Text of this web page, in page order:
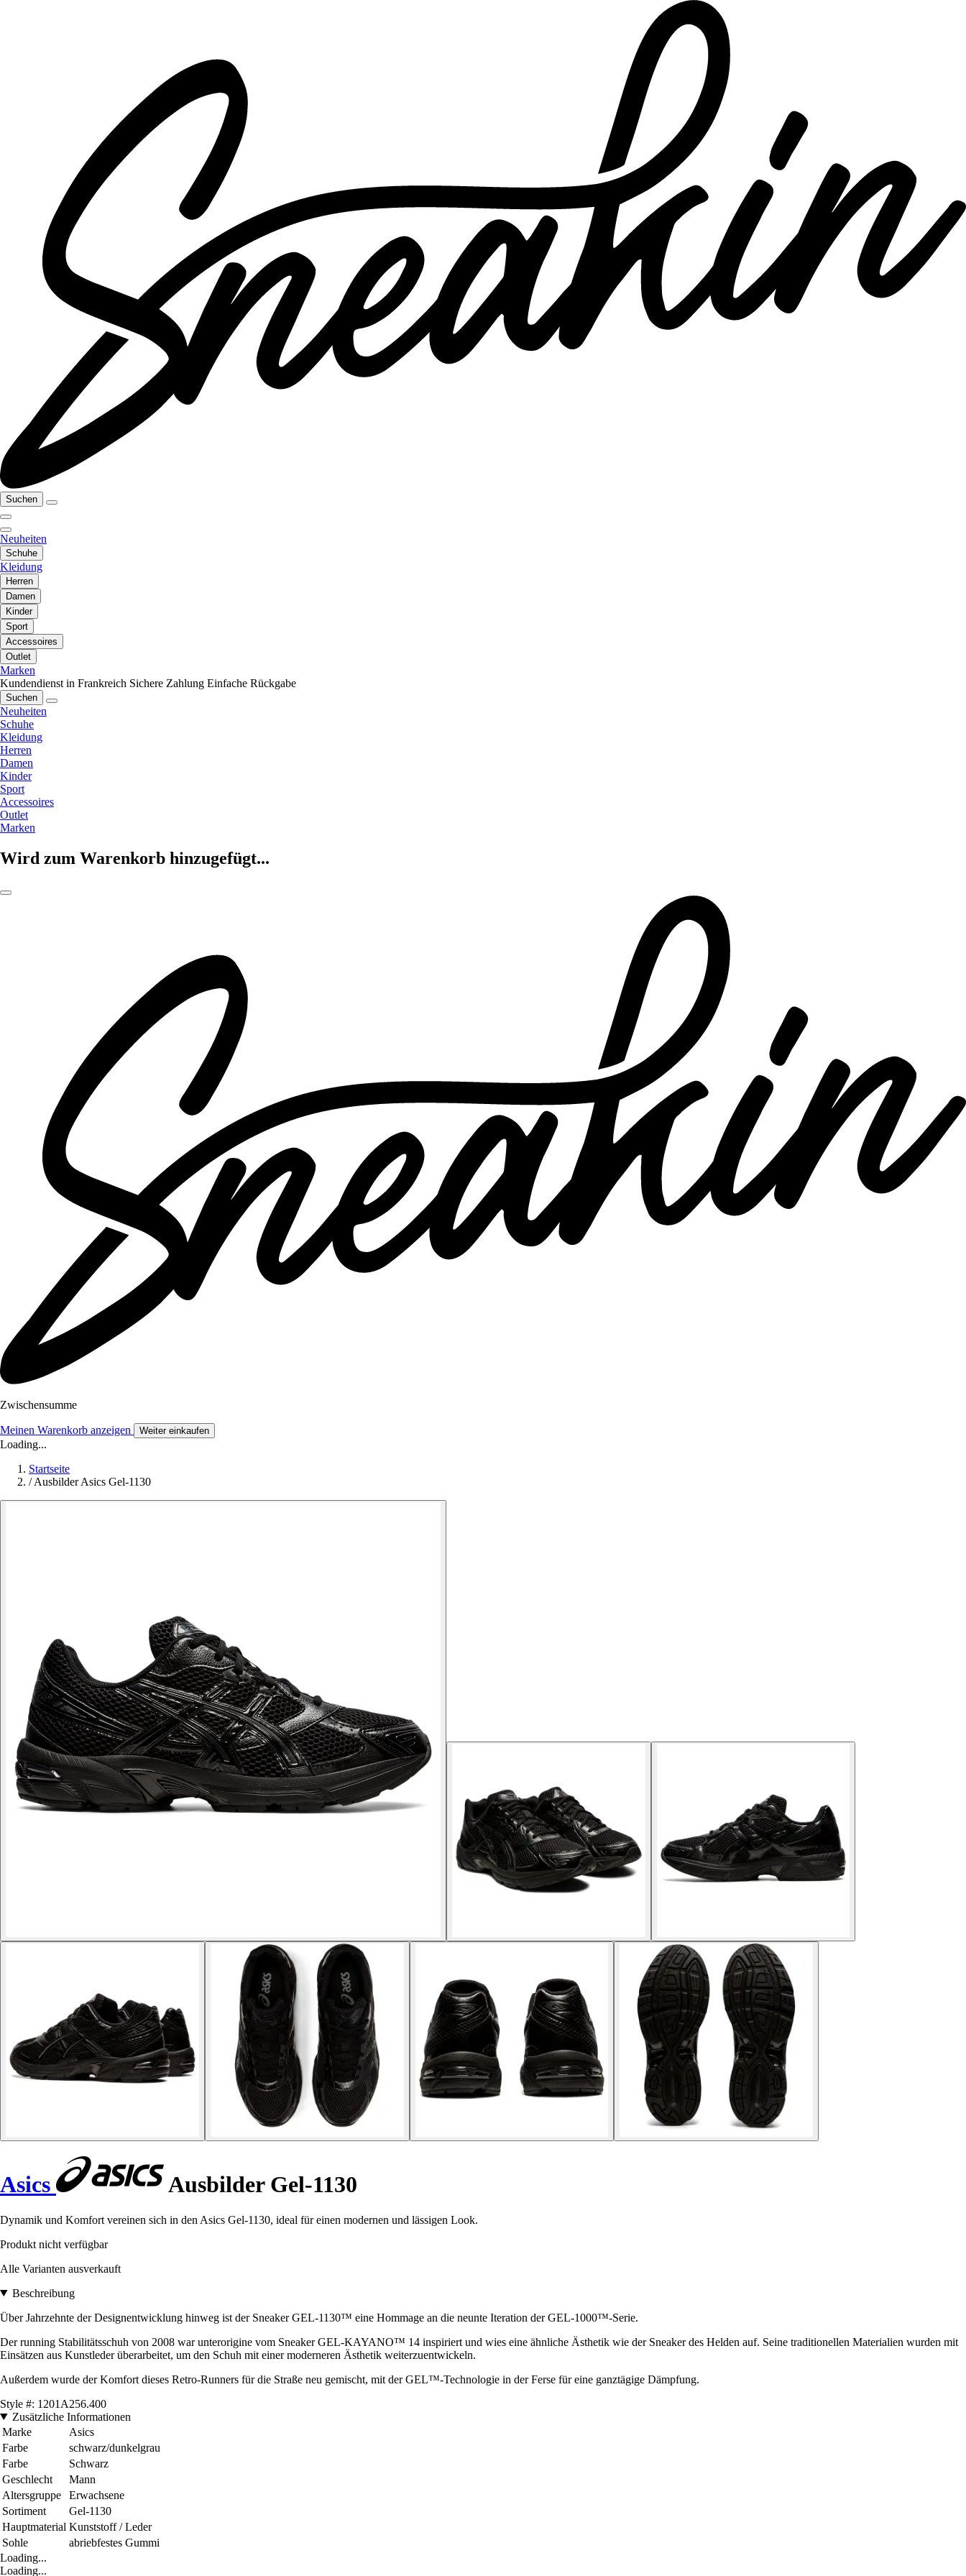
Suchen
Neuheiten
Schuhe
Kleidung
Herren
Damen
Kinder
Sport
Accessoires
Outlet
Marken
Kundendienst in Frankreich Sichere Zahlung Einfache Rückgabe
Suchen
Neuheiten
Schuhe
Kleidung
Herren
Damen
Kinder
Sport
Accessoires
Outlet
Marken
Wird zum Warenkorb hinzugefügt...
Zwischensumme
Meinen Warenkorb anzeigen Weiter einkaufen
Loading...
Startseite
/ Ausbilder Asics Gel-1130
Asics Ausbilder Gel-1130
Dynamik und Komfort vereinen sich in den Asics Gel-1130, ideal für einen modernen und lässigen Look.
Produkt nicht verfügbar
Alle Varianten ausverkauft
Beschreibung
Über Jahrzehnte der Designentwicklung hinweg ist der Sneaker GEL-1130™ eine Hommage an die neunte Iteration der GEL-1000™-Serie.
Der running Stabilitätsschuh von 2008 war unterorigine vom Sneaker GEL-KAYANO™ 14 inspiriert und wies eine ähnliche Ästhetik wie der Sneaker des Helden auf. Seine traditionellen Materialien wurden mit
Einsätzen aus Kunstleder überarbeitet, um den Schuh mit einer moderneren Ästhetik weiterzuentwickeln.
Außerdem wurde der Komfort dieses Retro-Runners für die Straße neu gemischt, mit der GEL™-Technologie in der Ferse für eine ganztägige Dämpfung.
Style #: 1201A256.400
Zusätzliche Informationen
Marke
Asics
Farbe
schwarz/dunkelgrau
Farbe
Schwarz
Geschlecht
Mann
Altersgruppe
Erwachsene
Sortiment
Gel-1130
Hauptmaterial Kunststoff / Leder
Sohle
abriebfestes Gummi
Loading...
Loading...